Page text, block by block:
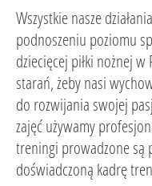
Wszystkie nasze
podnoszeniu poziomu
dziecięcej piłki nożnej w
starań, żeby nasi
do rozwijania swojej
zajęć używamy
treningi prowadzone są
doświadczoną kadrę